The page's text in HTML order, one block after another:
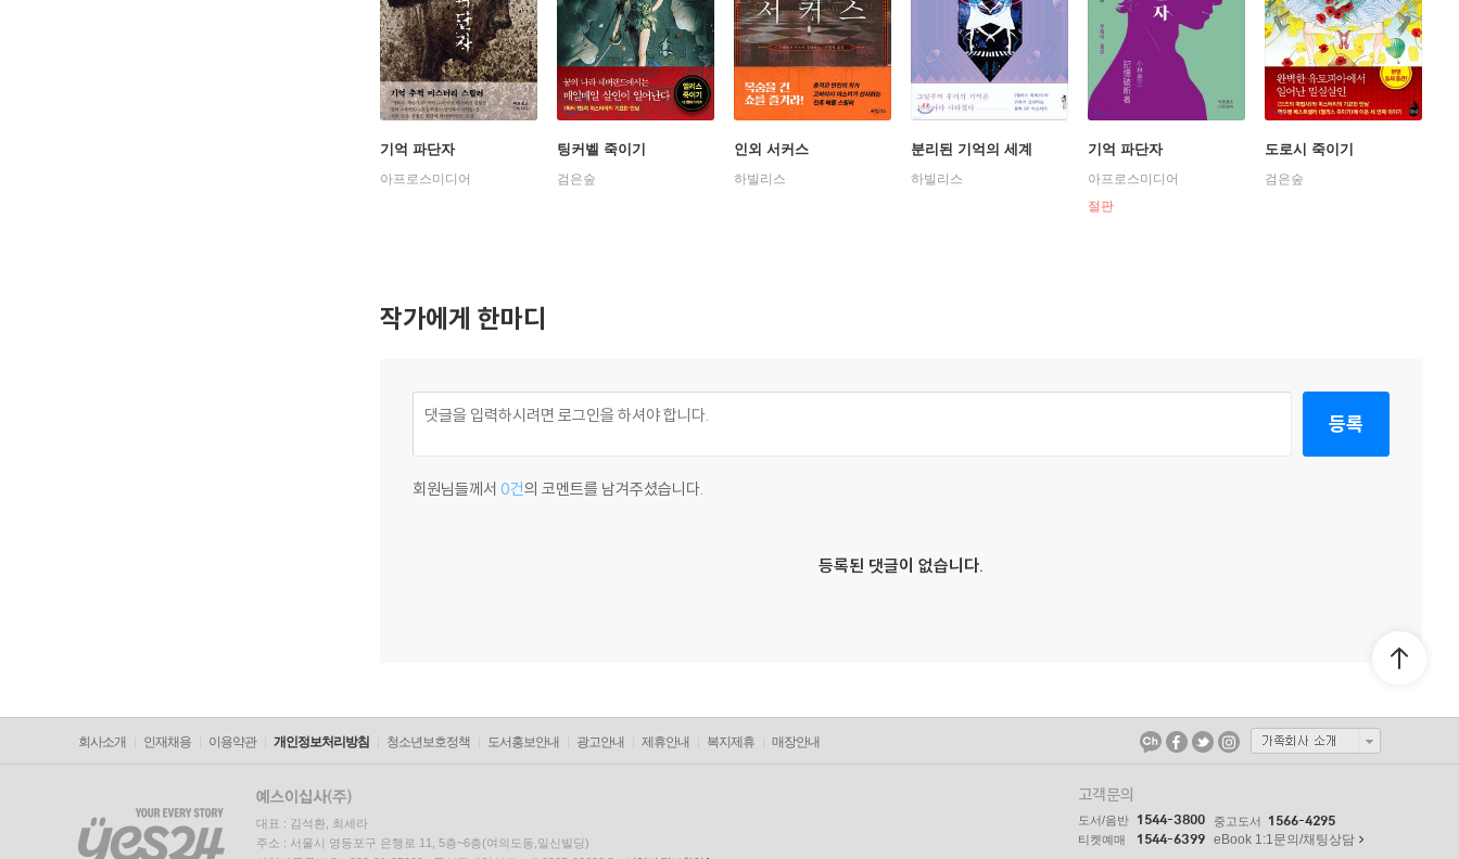
기억 파단자
아프로스미디어
팅커벨 죽이기
검은숲
인외 서커스
하빌리스
분리된 기억의 세계
하빌리스
기억 파단자
아프로스미디어
절판
도로시 죽이기
검은숲
작가에게 한마디
등록
회원님들께서 0건의 코멘트를 남겨주셨습니다.
등록된 댓글이 없습니다.
회사소개 인재채용 이용약관 개인정보처리방침 청소년보호정책 도서홍보안내 광고안내 제휴안내 복지제휴 매장안내
대표 : 김석환, 최세라
주소 : 서울시 영등포구 은행로 11, 5층~6층(여의도동,일신빌딩)
고객문의
도서/음반 1544-3800 중고도서 1566-4295
티켓예매 1544-6399 eBook 1:1문의/채팅상담